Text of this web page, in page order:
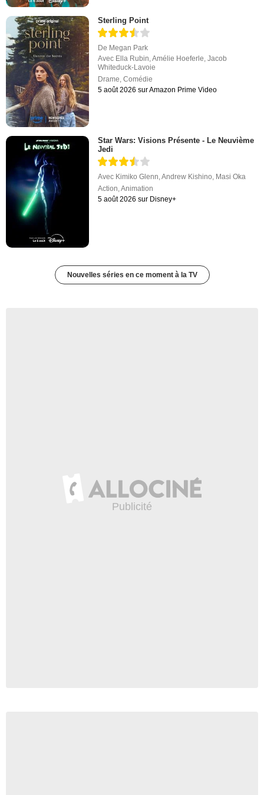
Sterling Point
De Megan Park
Avec Ella Rubin,Amélie Hoeferle,Jacob
Whiteduck-Lavoie
Drame,Comédie
5 août 2026 sur Amazon Prime Video
Star Wars: Visions Présente - Le Neuvième
Jedi
Avec Kimiko Glenn,Andrew Kishino, Masi Oka
Action,Animation
5 août 2026 sur Disney+
Nouvelles séries en ce moment à la TV